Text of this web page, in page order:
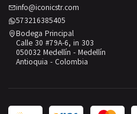
info@iconicstr.com
573216385405
Bodega Principal
Calle 30 #79A-6, in 303
050032 Medellín - Medellín
Antioquia - Colombia